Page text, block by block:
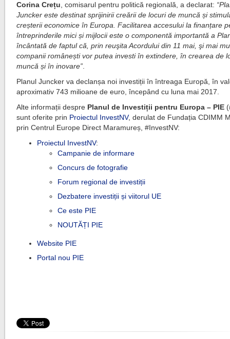
Corina Crețu , comisarul pentru politică regională, a declarat:
Juncker este destinat sprijinirii creării de locuri de muncă și
creșterii economice în Europa. Facilitarea accesului la finanțare
întreprinderile mici și mijlocii este o componentă importantă a
încântată de faptul că, prin reuşita Acordului din 11 mai, şi mai
companii românești vor putea investi în extindere, în crearea de
muncă și în inovare”
Planul Juncker va declanșa noi investiții în întreaga Europă, în
aproximativ 743 milioane de euro, începând cu luna mai 2017.
Alte informații despre Planul de Investiții pentru Europa – PIE
sunt oferite prin Proiectul InvestNV, derulat de Fundația CDIMM
prin Centrul Europe Direct Maramureș, #InvestNV:
Proiectul InvestNV:
Campanie de informare
Concurs de fotografie
Forum regional de investiții
Dezbatere investiții și viitorul UE
Ce este PIE
NOUTĂȚI PIE
Website PIE
Portal nou PIE